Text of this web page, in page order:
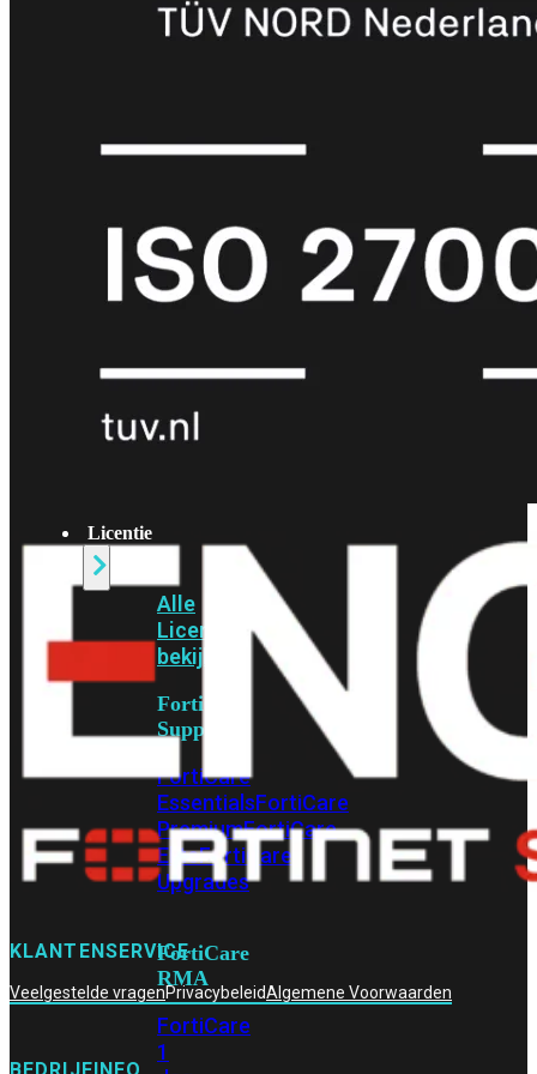
met
FortiWiFi
40F
FortiWiFi
50G FortiWiFi
51G FortiWiFi
60F
FortiWiFi
70GFortiWiFi
71GFortiWiFi
80FFortiWiFi
Licentie
Alle
Licenties
bekijken
FortiCare
Support
FortiCare
EssentialsFortiCare
PremiumFortiCare
EliteFortiCare
Upgrades
FortiCare
RMA
FortiCare
1
KLANTENSERVICE
Veelgestelde vragenPrivacybeleidAlgemene Voorwaarden